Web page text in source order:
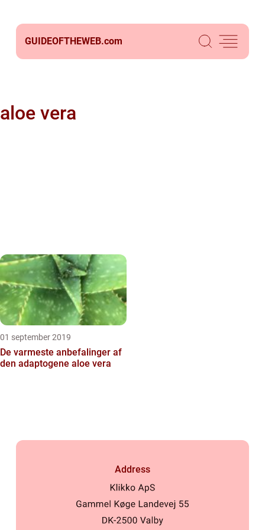
GUIDEOFTHEWEB.com
aloe vera
01 september 2019
De varmeste anbefalinger af
den adaptogene aloe vera
Address